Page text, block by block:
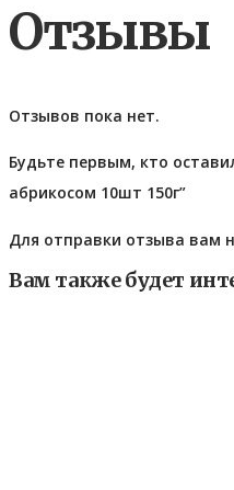
Отзывы
Отзывов пока нет.
Будьте первым, кто
абрикосом 10шт 150г”
Для отправки отзыва вам
Вам также будет